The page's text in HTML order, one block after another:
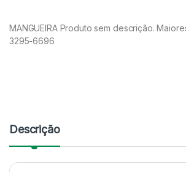
MANGUEIRA Produto sem descrição.
3295-6696
Descrição